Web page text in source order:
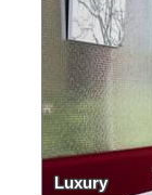
Luxury